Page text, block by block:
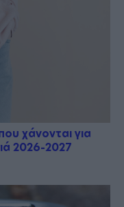
χάνονται για
2026-2027